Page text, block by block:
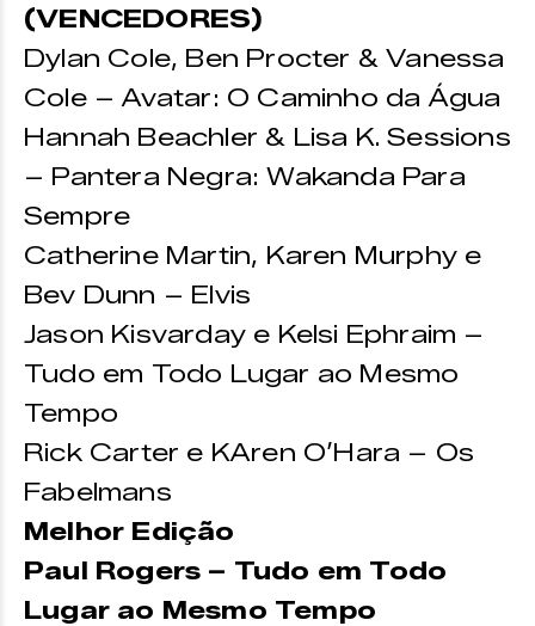
(VENCEDORES)
Dylan Cole, Ben Procter & Vanessa
Cole – Avatar: O Caminho da Água
Hannah Beachler & Lisa K. Sessions
– Pantera Negra: Wakanda Para
Sempre
Catherine Martin, Karen Murphy e
Bev Dunn – Elvis
Jason Kisvarday e Kelsi Ephraim –
Tudo em Todo Lugar ao Mesmo
Tempo
Rick Carter e KAren O’Hara – Os
Fabelmans
Melhor Edição
Paul Rogers – Tudo em Todo
Lugar ao Mesmo Tempo